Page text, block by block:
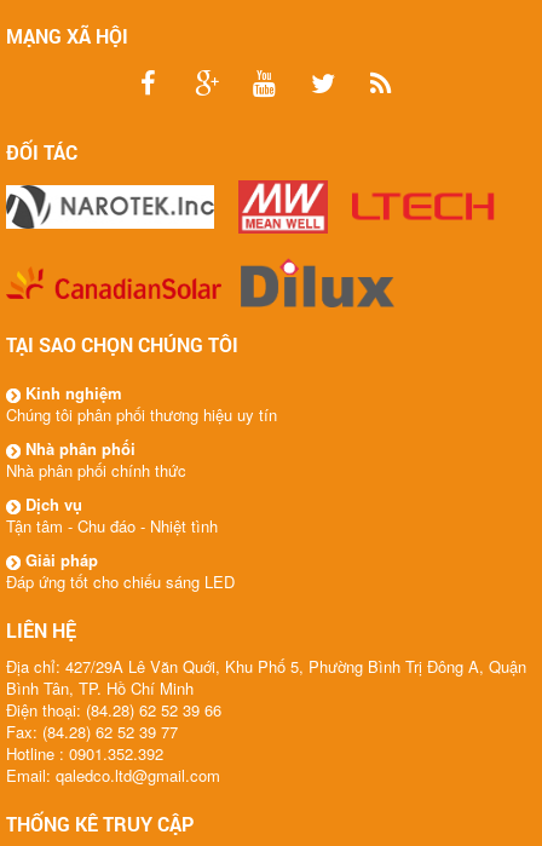
MẠNG XÃ HỘI
ĐỐI TÁC
TẠI SAO CHỌN CHÚNG TÔI
Kinh nghiệm
Chúng tôi phân phối thương hiệu uy tín
Nhà phân phối
Nhà phân phối chính thức
Dịch vụ
Tận tâm - Chu đáo - Nhiệt tình
Giải pháp
Đáp ứng tốt cho chiếu sáng LED
LIÊN HỆ
Địa chỉ: 427/29A Lê Văn Quới, Khu Phố 5, Phường Bình Trị Đông A, Quận
Bình Tân, TP. Hồ Chí Minh
Điện thoại: (84.28) 62 52 39 66
Fax: (84.28) 62 52 39 77
Hotline : 0901.352.392
Email: qaledco.ltd@gmail.com
THỐNG KÊ TRUY CẬP